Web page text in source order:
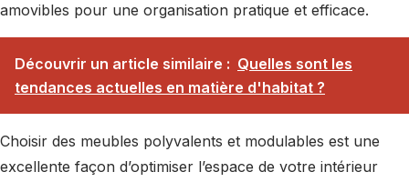
amovibles pour une organisation pratique et efficace.
Découvrir un article similaire : Quelles sont les
tendances actuelles en matière d'habitat ?
Choisir des meubles polyvalents et modulables est une
excellente façon d’optimiser l’espace de votre intérieur